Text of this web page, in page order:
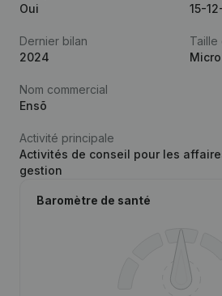
Oui
15-
Dernier bilan
2024
Micro
Nom commercial
Ensõ
Activité principale
Activités de conseil pour les
gestion
Baromètre de santé